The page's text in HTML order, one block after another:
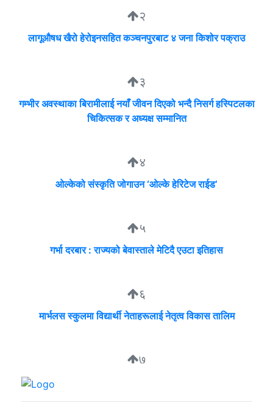
२
लागूऔषध खैरो हेरोइनसहित कञ्चनपुरबाट ४ जना किशोर पक्राउ
३
गम्भीर अवस्थाका बिरामीलाई नयाँ जीवन दिएको भन्दै निसर्ग हस्पिटलका
चिकित्सक र अध्यक्ष सम्मानित
४
ओल्केको संस्कृति जोगाउन ‘ओल्के हेरिटेज राईड’
५
गर्भा दरबार : राज्यको बेवास्ताले मेटिदै एउटा इतिहास
६
मार्भलस स्कुलमा विद्यार्थी नेताहरूलाई नेतृत्व विकास तालिम
७
निगम र उद्योगीको समान भाषा, उपभोक्ता भने लाइनमै